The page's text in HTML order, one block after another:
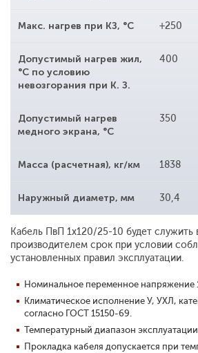
Макс. нагрев при КЗ, °С +250
Допустимый нагрев жил,
°С по условию
невозгорания при К. З.
400
Допустимый нагрев
медного экрана, °С
350
Масса (расчетная), кг/км 1838
Наружный диаметр, мм 30,4
Кабель ПвП 1x120/25-10 будет служить
производителем срок при условии
установленных правил эксплуатации.
Номинальное переменное напряжение
Климатическое исполнение У, УХЛ,
согласно ГОСТ 15150-69.
Температурный диапазон
Прокладка кабеля допускается при